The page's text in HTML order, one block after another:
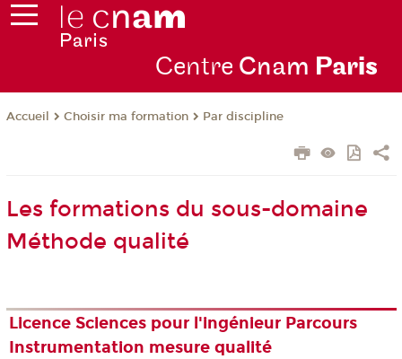
Centre Cnam Paris
Accueil Choisir ma formation Par discipline
Les formations du sous-domaine
Méthode qualité
Licence Sciences pour l'ingénieur Parcours
Instrumentation mesure qualité